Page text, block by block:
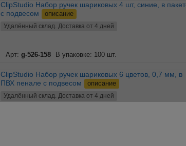
ClipStudio Набор ручек шариковых 4 шт, синие, в пакете
с подвесом
описание
Удалённый склад. Доставка от 4 дней
Арт: g-526-158 В упаковке: 100 шт.
ClipStudio Набор ручек шариковых 6 цветов, 0,7 мм, в
ПВХ пенале с подвесом
описание
Удалённый склад. Доставка от 4 дней